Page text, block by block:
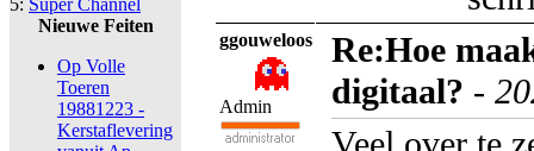
5: Super Channel
Nieuwe Feiten
Op Volle
Toeren
19881223 -
Kerstaflevering
ggouweloos
Admin
Re:Hoe
digitaal? -